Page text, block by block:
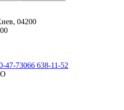
04200
47-73066 638-11-52